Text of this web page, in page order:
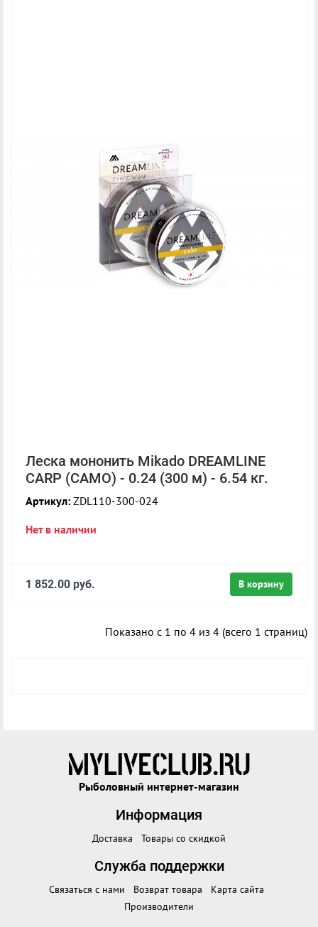
Леска мононить Mikado DREAMLINE
CARP (CAMO) - 0.24 (300 м) - 6.54 кг.
Артикул: ZDL110-300-024
Нет в наличии
В корзину
1 852.00 руб.
Показано с 1 по 4 из 4 (всего 1 страниц)
Рыболовный интернет-магазин
Информация
Доставка Товары со скидкой
Служба поддержки
Связаться с нами Возврат товара
Карта сайта
Производители